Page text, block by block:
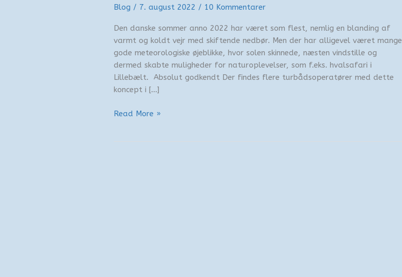
Blog / 7. august 2022 / 10 Kommentarer
Den danske sommer anno 2022 har været som flest, nemlig en blanding af
varmt og koldt vejr med skiftende nedbør. Men der har alligevel været mange
gode meteorologiske øjeblikke, hvor solen skinnede, næsten vindstille og
dermed skabte muligheder for naturoplevelser, som f.eks. hvalsafari i
Lillebælt. Absolut godkendt Der findes flere turbådsoperatører med dette
koncept i […]
Hvalsafari
Read More »